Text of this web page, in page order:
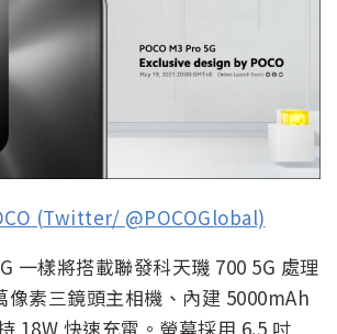
(Twitter/ @POCOGlobal)
一樣將搭載聯發科天璣 700 5G 處理
像素三鏡頭主相機、內建 5000mAh
18W 快速充電。螢幕採用 6.5 吋